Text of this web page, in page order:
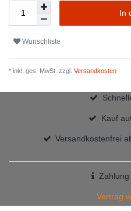
In
Wunschliste
* inkl. ges. MwSt. zzgl. Versandkosten
Kauf
Versandkostenfrei
Zahlung
Vertrag